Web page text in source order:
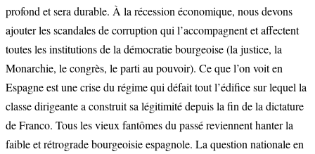
profond et sera durable. À la récession économique, nous devons
ajouter les scandales de corruption qui l’accompagnent et affectent
toutes les institutions de la démocratie bourgeoise (la justice, la
Monarchie, le congrès, le parti au pouvoir). Ce que l’on voit en
Espagne est une crise du régime qui défait tout l’édifice sur lequel la
classe dirigeante a construit sa légitimité depuis la fin de la dictature
de Franco. Tous les vieux fantômes du passé reviennent hanter la
faible et rétrograde bourgeoisie espagnole. La question nationale en